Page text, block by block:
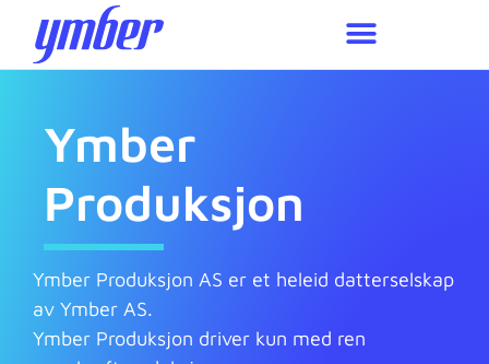
Ymber
Produksjon
Ymber Produksjon AS er et heleid datterselskap
av Ymber AS.
Ymber Produksjon driver kun med ren